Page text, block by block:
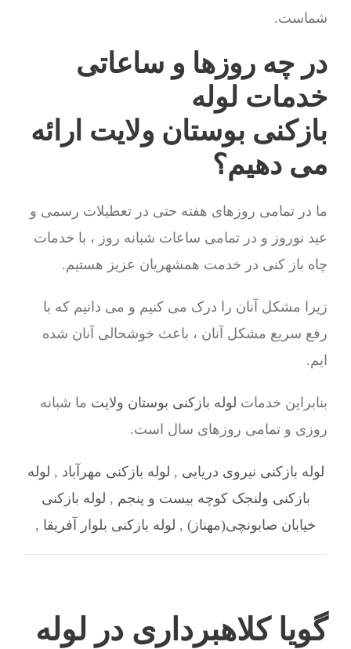
شماست.
در چه روزها و ساعاتی
خدمات لوله
بازکنی بوستان ولایت ارائه
می دهیم؟
ما در تمامی روزهای هفته حتی در تعطیلات رسمی و
عید نوروز و در تمامی ساعات شبانه روز ، با خدمات
چاه باز کنی در خدمت همشهریان عزیز هستیم.
زیرا مشکل آنان را درک می کنیم و می دانیم که با
رفع سریع مشکل آنان ، باعث خوشحالی آنان شده
ایم.
بنابراین خدمات لوله بازکنی بوستان ولایت ما شبانه
روزی و تمامی روزهای سال است.
لوله بازکنی نیروی دریایی , لوله بازکنی مهرآباد , لوله
بازکنی ولنجک کوچه بیست و پنجم , لوله بازکنی
خیابان صابونچی(مهناز) , لوله بازکنی بلوار آفریقا ,
گویا کلاهبرداری در لوله